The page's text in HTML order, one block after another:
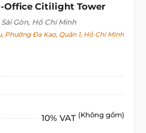
Office Citilight Tower
Gòn, Hồ Chí Minh
Phường Đa Kao, Quận 1, Hồ Chí Minh
10% VAT (Không gồm)